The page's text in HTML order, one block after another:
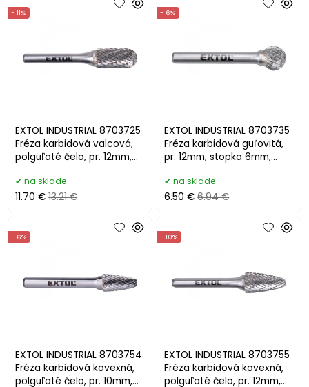
EXTOL INDUSTRIAL 8703725
Fréza karbidová valcová,
polguľaté čelo, pr. 12mm,
- 11%
na sklade
11.70 € 13.21 €
EXTOL INDUSTRIAL 8703735
Fréza karbidová guľovitá,
pr. 12mm, stopka 6mm,
- 6%
na sklade
6.50 € 6.94 €
EXTOL INDUSTRIAL 8703754
Fréza karbidová kovexná,
polguľaté čelo, pr. 10mm,
- 6%
EXTOL INDUSTRIAL 8703755
Fréza karbidová kovexná,
polguľaté čelo, pr. 12mm,
- 10%